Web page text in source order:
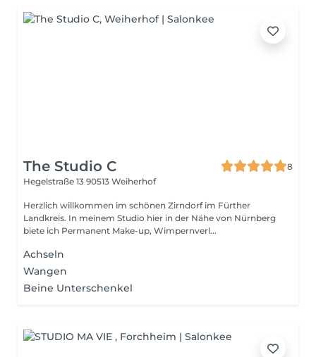
The Studio C
8
Hegelstraße 13 90513 Weiherhof
Herzlich willkommen im schönen Zirndorf im Fürther
Landkreis. In meinem Studio hier in der Nähe von Nürnberg
biete ich Permanent Make-up, Wimpernverl...
Achseln
Wangen
Beine Unterschenkel